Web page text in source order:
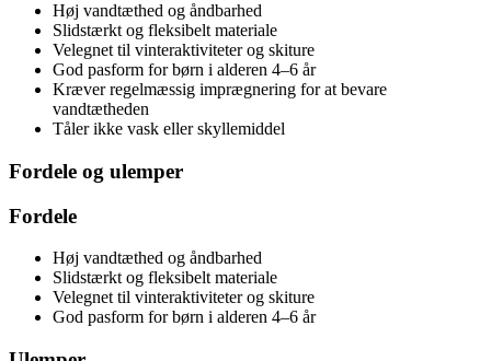
Høj vandtæthed og åndbarhed
Slidstærkt og fleksibelt materiale
Velegnet til vinteraktiviteter og skiture
God pasform for børn i alderen 4–6 år
Kræver regelmæssig imprægnering for at bevare
vandtætheden
Tåler ikke vask eller skyllemiddel
Fordele og ulemper
Fordele
Høj vandtæthed og åndbarhed
Slidstærkt og fleksibelt materiale
Velegnet til vinteraktiviteter og skiture
God pasform for børn i alderen 4–6 år